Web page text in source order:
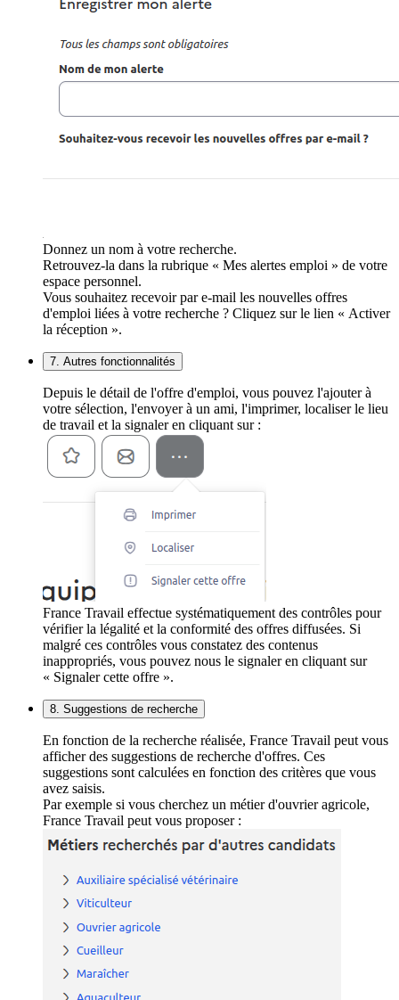
Donnez un nom à votre recherche.
Retrouvez-la dans la rubrique « Mes alertes emploi » de votre
espace personnel.
Vous souhaitez recevoir par e-mail les nouvelles offres
d'emploi liées à votre recherche ? Cliquez sur le lien « Activer
la réception ».
7. Autres fonctionnalités
Depuis le détail de l'offre d'emploi, vous pouvez l'ajouter à
votre sélection, l'envoyer à un ami, l'imprimer, localiser le lieu
de travail et la signaler en cliquant sur :
France Travail effectue systématiquement des contrôles pour
vérifier la légalité et la conformité des offres diffusées. Si
malgré ces contrôles vous constatez des contenus
inappropriés, vous pouvez nous le signaler en cliquant sur
« Signaler cette offre ».
8. Suggestions de recherche
En fonction de la recherche réalisée, France Travail peut vous
afficher des suggestions de recherche d'offres. Ces
suggestions sont calculées en fonction des critères que vous
avez saisis.
Par exemple si vous cherchez un métier d'ouvrier agricole,
France Travail peut vous proposer :